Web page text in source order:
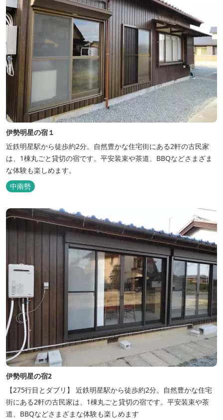
伊勢明星の宿１
近鉄明星駅から徒歩約2分。自然豊かな住宅街にある2軒の古民家
は、1棟丸ごと貸切の宿です。平安装束や茶道、BBQなどさまざま
な体験も楽しめます。
中南勢
伊勢明星の宿2
【275行目とダブリ】 近鉄明星駅から徒歩約2分。自然豊かな住宅
街にある2軒の古民家は、1棟丸ごと貸切の宿です。平安装束や茶
道、BBQなどさまざまな体験も楽しめます